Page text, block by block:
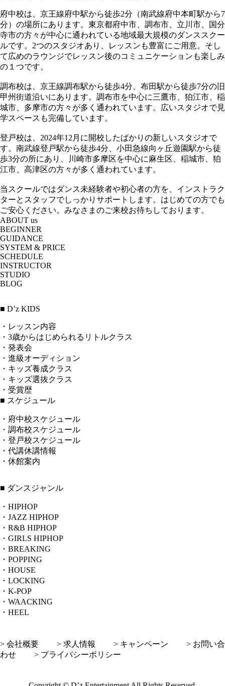
府中校は、京王線府中駅から徒歩2分（南武線府中本町駅から7
分）の場所にあります。東京都府中市、調布市、立川市、国分
寺市の方々が中心に通われている地域最大規模のダンススクー
ルです。2つのスタジオあり、レッスンも豊富にご用意。そし
て広めのラウンジでレッスン後のコミュニケーションも楽しみ
の１つです。
調布校は、京王線調布駅から徒歩4分、布田駅から徒歩7分の旧
甲州街道沿いにあります。調布市を中心に三鷹市、狛江市、稲
城市、多摩市の方々が多く通われています。広いスタジオで見
学スペースも完備しています。
登戸校は、2024年12月に開校したばかりの新しいスタジオで
す。南武線登戸駅から徒歩4分、小田急線向ヶ丘遊園駅から徒
歩3分の所にあり、川崎市多摩区を中心に麻生区、稲城市、狛
江市、高津区の方々が多く通われています。
当スクールではダンス未経験者や初心者の方を、インストラク
ターとスタッフでしっかりサポートします。はじめての方でも
ご安心ください。みなさまのご来校お待ちしております。
ABOUT us
BEGINNER
GUIDANCE
SYSTEM & PRICE
SCHEDULE
INSTRUCTOR
STUDIO
BLOG
■ D’z KIDS
・レッスン内容
・3歳からはじめられるリトルクラス
・発表会
・進級オーディション
・キッズ養成クラス
・キッズ選抜クラス
・受賞歴
■ スケジュール
・府中校スケジュール
・調布校スケジュール
・登戸校スケジュール
・代講休講情報
・休館案内
■ ダンスジャンル
・HIPHOP
・JAZZ HIPHOP
・R&B HIPHOP
・GIRLS HIPHOP
・BREAKING
・POPPING
・HOUSE
・LOCKING
・K-POP
・WAACKING
・HEEL
> 会社概要 > 求人情報 > キャンペーン
> お問い合
わせ
> プライバシーポリシー